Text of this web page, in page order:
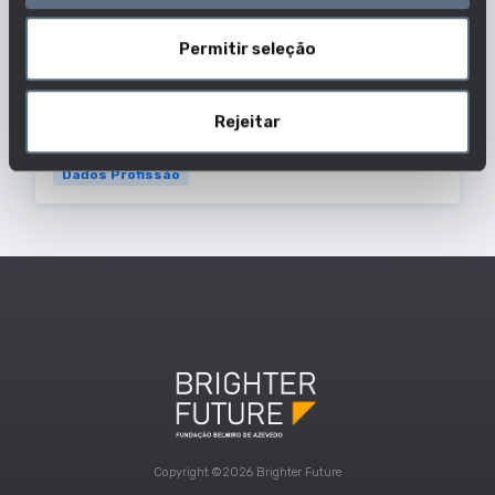
Permitir seleção
Rejeitar
instalações nucleares.
Outras designações usadas para esta
SUPERVISOR EM RADIOPROTEÇÃO RADIOLÓGICA
Dados Profissão
Copyright ©2026 Brighter Future